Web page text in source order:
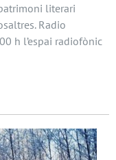
literari
Radio
h l’espai radiofònic